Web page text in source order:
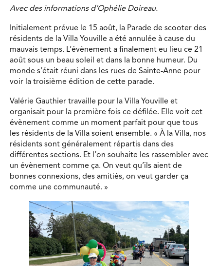
Avec des informations d’Ophélie Doireau.
Initialement prévue le 15 août, la Parade de scooter des
résidents de la Villa Youville a été annulée à cause du
mauvais temps. L’évènement a finalement eu lieu ce 21
août sous un beau soleil et dans la bonne humeur. Du
monde s’était réuni dans les rues de Sainte-Anne pour
voir la troisième édition de cette parade.
Valérie Gauthier travaille pour la Villa Youville et
organisait pour la première fois ce défilée. Elle voit cet
évènement comme un moment parfait pour que tous
les résidents de la Villa soient ensemble. « À la Villa, nos
résidents sont généralement répartis dans des
différentes sections. Et l’on souhaite les rassembler avec
un évènement comme ça. On veut qu’ils aient de
bonnes connexions, des amitiés, on veut garder ça
comme une communauté. »